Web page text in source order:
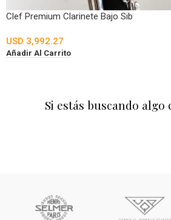
Clef Premium Clarinete Bajo Sib
USD 3,992.27
Añadir Al Carrito
Si estás buscando